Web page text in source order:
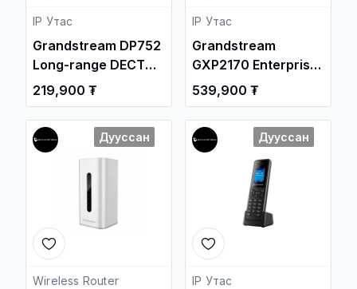
IP Утас
Grandstream DP752
Long-range DECT
VoIP Base Station /
Дотуур Суурин
утас /
219,900 ₮
IP Утас
Grandstream
GXP2170 Enterprise
IP Phone / Дотуур
Суурин утас /
539,900 ₮
Дууссан
Wireless Router
Дууссан
IP Утас